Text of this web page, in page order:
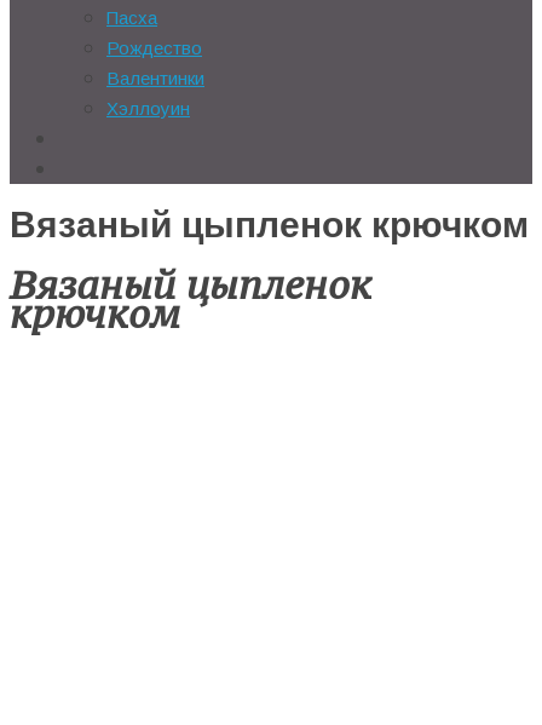
Пасха
Рождество
Валентинки
Хэллоуин
Вязаный цыпленок крючком
Вязаный цыпленок
крючком